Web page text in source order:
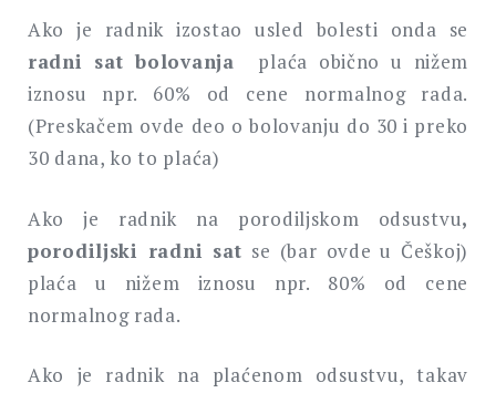
Ako je radnik izostao usled bolesti onda se
radni sat bolovanja plaća obično u nižem
iznosu npr. 60% od cene normalnog rada.
(Preskačem ovde deo o bolovanju do 30 i preko
30 dana, ko to plaća)
Ako je radnik na porodiljskom odsustvu,
porodiljski radni sat se (bar ovde u Češkoj)
plaća u nižem iznosu npr. 80% od cene
normalnog rada.
Ako je radnik na plaćenom odsustvu, takav